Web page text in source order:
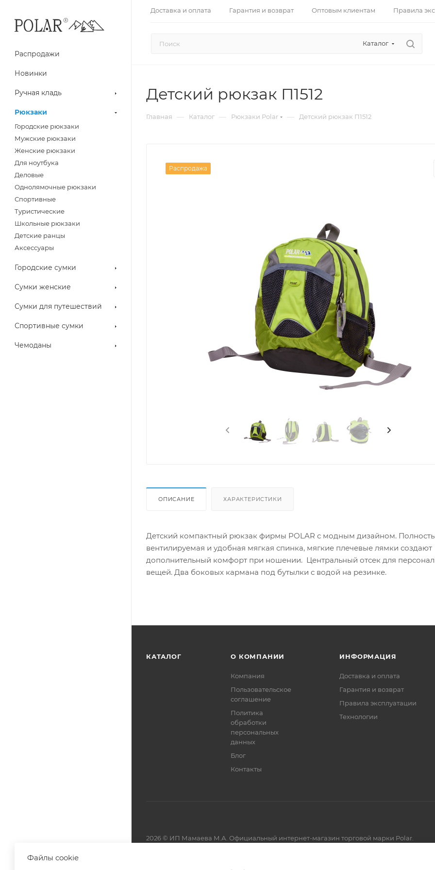
Доставка и оплата Гарантия и возврат Оптовым клиентам Правила
Каталог
Распродажи
Новинки
Ручная кладь
Рюкзаки
Городские рюкзаки
Мужские рюкзаки
Женские рюкзаки
Для ноутбука
Деловые
Однолямочные рюкзаки
Спортивные
Туристические
Школьные рюкзаки
Детские ранцы
Аксессуары
Городские сумки
Сумки женские
Сумки для путешествий
Спортивные сумки
Чемоданы
Детский рюкзак П1512
Главная — Каталог — Рюкзаки Polar — Детский рюкзак П1512
Распродажа
ОПИСАНИЕ ХАРАКТЕРИСТИКИ
Детский компактный рюкзак фирмы POLAR с модным дизайном.
вентилируемая и удобная мягкая спинка, мягкие плечевые лямки создают
дополнительный комфорт при ношении. Центральный отсек для
вещей. Два боковых кармана под бутылки с водой на резинке.
КАТАЛОГ О КОМПАНИИ
Компания
Пользовательское
соглашение
Политика
обработки
персональных
данных
Блог
Контакты
ИНФОРМАЦИЯ
Доставка и оплата
Гарантия и возврат
Правила эксплуатации
Технологии
2026 © ИП Мамаева М.А. Официальный интернет-магазин торговой марки Polar.
Файлы cookie